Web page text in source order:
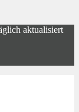
aktualisiert